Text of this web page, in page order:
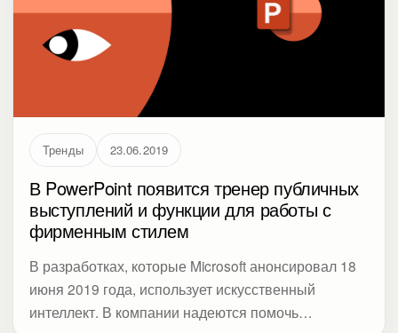
Тренды 23.06.2019
В PowerPoint появится тренер публичных
выступлений и функции для работы с
фирменным стилем
В разработках, которые Microsoft анонсировал 18
июня 2019 года, использует искусственный
интеллект. В компании надеются помочь